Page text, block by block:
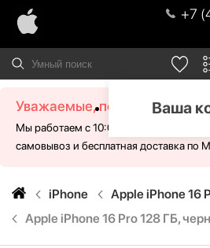
+7
Ваша
Уважаемые, посетители!
Мы работаем с 10:00 - 21:00 без
самовывоз и бесплатная доставка по
iPhone
Apple iPhone 16
Apple iPhone 16 Pro 128 ГБ,